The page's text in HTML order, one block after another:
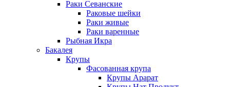
Раки Севанские
Раковые шейки
Раки живые
Раки варенные
Рыбная Икра
Бакалея
Крупы
Фасованная крупа
Крупы Арарат